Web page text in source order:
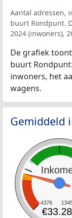
Aantal adressen,
buurt Rondpunt.
2024 (inwoners),
De grafiek toont
buurt
inwoners, het
wagens.
Gemiddeld
4376